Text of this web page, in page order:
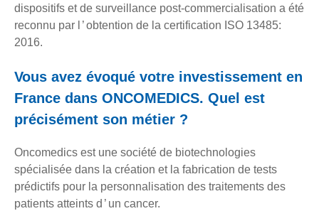
dispositifs et de surveillance post-commercialisation a été
reconnu par l ’ obtention de la certification ISO 13485:
2016.
Vous avez évoqué votre investissement en
France dans ONCOMEDICS. Quel est
précisément son métier ?
Oncomedics est une société de biotechnologies
spécialisée dans la création et la fabrication de tests
prédictifs pour la personnalisation des traitements des
patients atteints d ’ un cancer.